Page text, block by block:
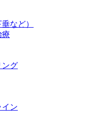
など）
療
ング
イン